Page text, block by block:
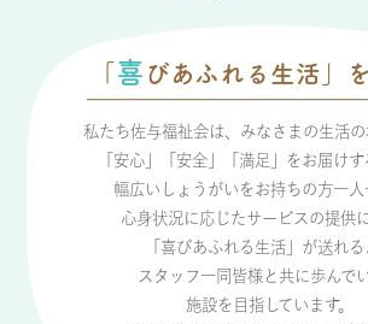
喜 びあふれる生活」を
私たち佐与福祉会は、みなさまの生活の
「安心」「安全」「満足」をお届けす
幅広いしょうがいをお持ちの方一人
心身状況に応じたサービスの提供
「喜びあふれる生活」が送れる
スタッフ一同皆様と共に歩んで
施設を目指しています。